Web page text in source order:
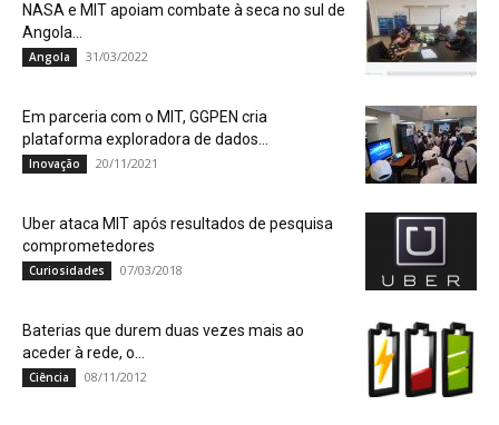
NASA e MIT apoiam combate à seca no sul de
Angola...
Angola 31/03/2022
Em parceria com o MIT, GGPEN cria
plataforma exploradora de dados...
Inovação 20/11/2021
Uber ataca MIT após resultados de pesquisa
comprometedores
Curiosidades 07/03/2018
Baterias que durem duas vezes mais ao
aceder à rede, o...
Ciência 08/11/2012